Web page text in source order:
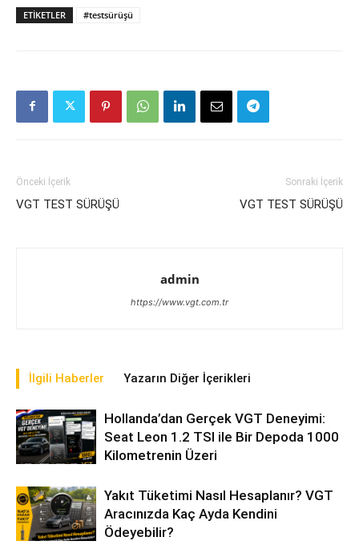
ETIKETLER #testsürüşü
Önceki İçerik
VGT TEST SÜRÜŞÜ
Sonraki İçerik
VGT TEST SÜRÜŞÜ
admin
https://www.vgt.com.tr
İlgili Haberler Yazarın Diğer İçerikleri
Hollanda’dan Gerçek VGT Deneyimi:
Seat Leon 1.2 TSI ile Bir Depoda 1000
Kilometrenin Üzeri
Yakıt Tüketimi Nasıl Hesaplanır? VGT
Aracınızda Kaç Ayda Kendini
Ödeyebilir?